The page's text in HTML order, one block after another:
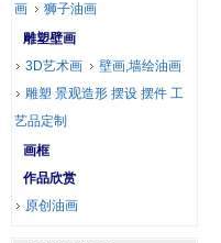
画
狮子油画
雕塑壁画
3D艺术画
壁画,墙绘油画
雕塑 景观造形 摆设 摆件 工
艺品定制
画框
作品欣赏
原创油画